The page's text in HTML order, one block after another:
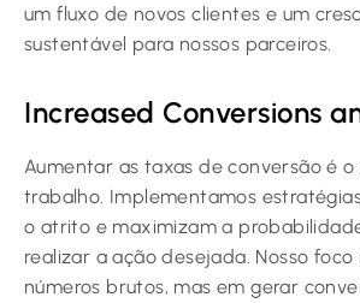
um fluxo de novos clientes e um
sustentável para nossos parceiros.
Increased Conversions
Aumentar as taxas de conversão é
trabalho. Implementamos
o atrito e maximizam a
realizar a ação desejada. Nosso
números brutos, mas em gerar